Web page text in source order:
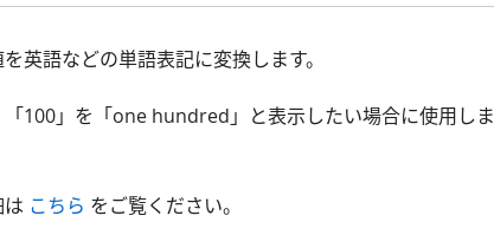
英語などの単語表記に変換します。
「100」を「one hundred」と表示したい場合に使用しま
こちら をご覧ください。